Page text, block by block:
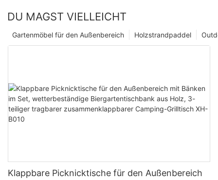
DU MAGST VIELLEICHT
Holzstrandpaddel
Gartenmöbel für den Außenbereich
Klappbare Picknicktische für den Außenbereich